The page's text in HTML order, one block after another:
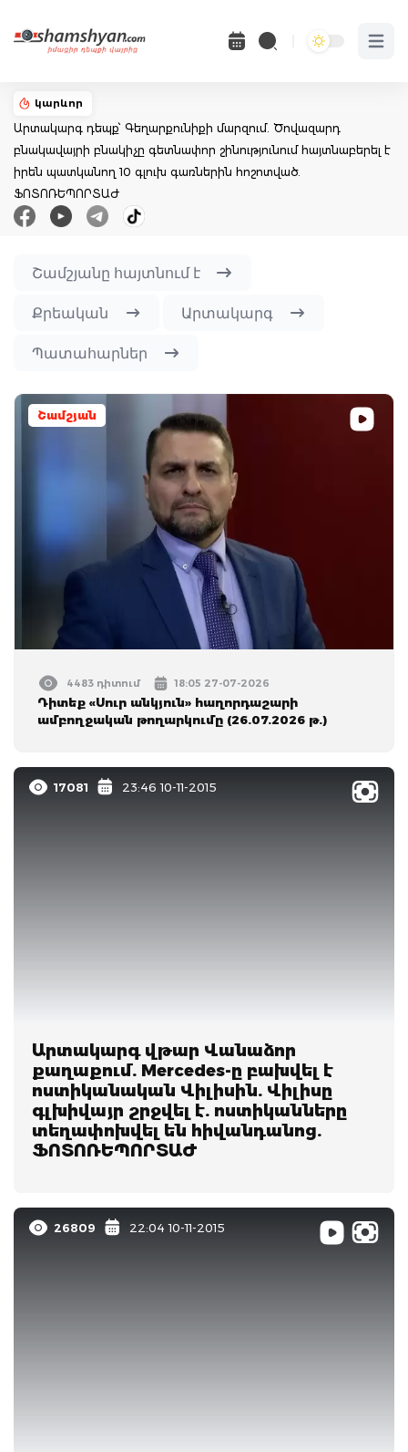
Open
կարևոր
Արտակարգ դեպք՝ Գեղարքունիքի մարզում. Ծովազարդ
բնակավայրի բնակիչը գետնափոր շինությունում հայտնաբերել է
իրեն պատկանող 10 գլուխ գառներին հոշոտված.
ՖՈՏՈՌԵՊՈՐՏԱԺ
Շամշյանը հայտնում է
Քրեական
Արտակարգ
Պատահարներ
Շամշյան
4483 դիտում 18:05 27-07-2026
Դիտեք «Սուր անկյուն» հաղորդաշարի
ամբողջական թողարկումը (26.07.2026 թ.)
17081 23:46 10-11-2015
Արտակարգ վթար Վանաձոր
քաղաքում. Mercedes-ը բախվել է
ոստիկանական Վիլիսին. Վիլիսը
գլխիվայր շրջվել է. ոստիկանները
տեղափոխվել են հիվանդանոց.
ՖՈՏՈՌԵՊՈՐՏԱԺ
26809 22:04 10-11-2015